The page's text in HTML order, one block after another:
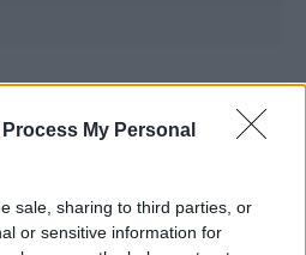
My Personal
sale, sharing to third parties, or
or sensitive information for